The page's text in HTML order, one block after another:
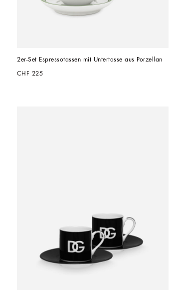
2er-Set Espressotassen mit Untertasse aus Porzellan
CHF 225